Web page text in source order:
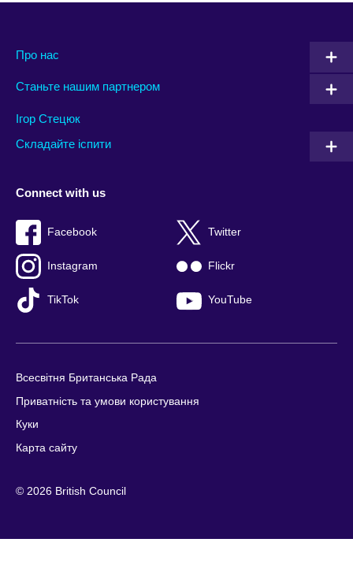
Про нас
Станьте нашим партнером
Ігор Стецюк
Складайте іспити
Connect with us
Facebook Twitter
Instagram Flickr
TikTok YouTube
Всесвітня Британська Рада
Приватність та умови користування
Куки
Карта сайту
© 2026 British Council